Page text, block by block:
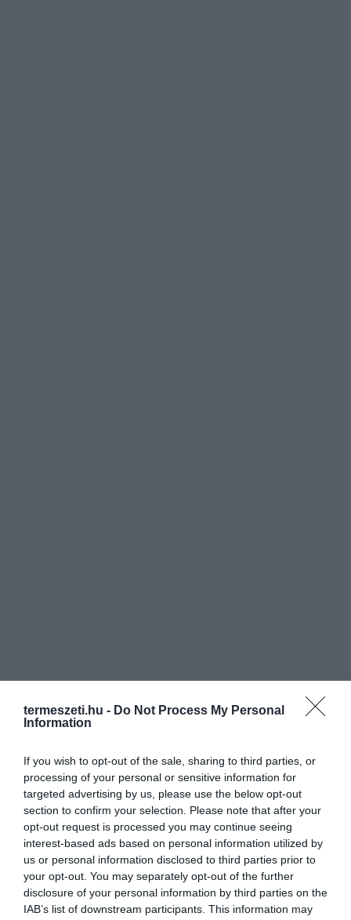
termeszeti.hu - Do Not Process My Personal
Information
If you wish to opt-out of the sale, sharing to third parties, or
processing of your personal or sensitive information for
targeted advertising by us, please use the below opt-out
section to confirm your selection. Please note that after your
opt-out request is processed you may continue seeing
interest-based ads based on personal information utilized by
us or personal information disclosed to third parties prior to
your opt-out. You may separately opt-out of the further
disclosure of your personal information by third parties on the
IAB’s list of downstream participants. This information may